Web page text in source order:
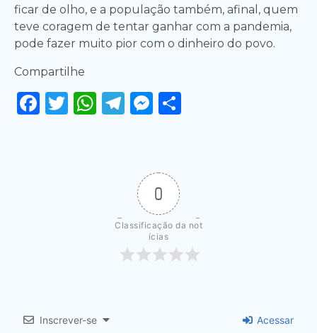
ficar de olho, e a população também, afinal, quem
teve coragem de tentar ganhar com a pandemia,
pode fazer muito pior com o dinheiro do povo.
Compartilhe
Facebook
Twitter
WhatsApp
Telegram
Messenger
0
Classificação da not
ícias
Inscrever-se Acessar